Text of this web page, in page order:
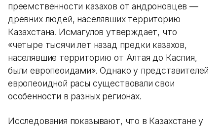
преемственности казахов от андроновцев —
древних людей, населявших территорию
Казахстана. Исмагулов утверждает, что
«четыре тысячи лет назад предки казахов,
населявшие территорию от Алтая до Каспия,
были европеоидами». Однако у представителей
европеоидной расы существовали свои
особенности в разных регионах.
Исследования показывают, что в Казахстане у